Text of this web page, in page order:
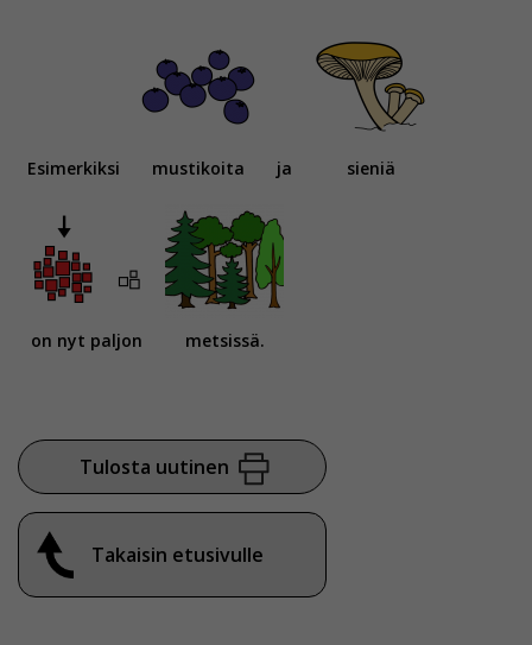
Esimerkiksi mustikoita ja sieniä
on nyt paljon metsissä.
Tulosta uutinen
Takaisin etusivulle